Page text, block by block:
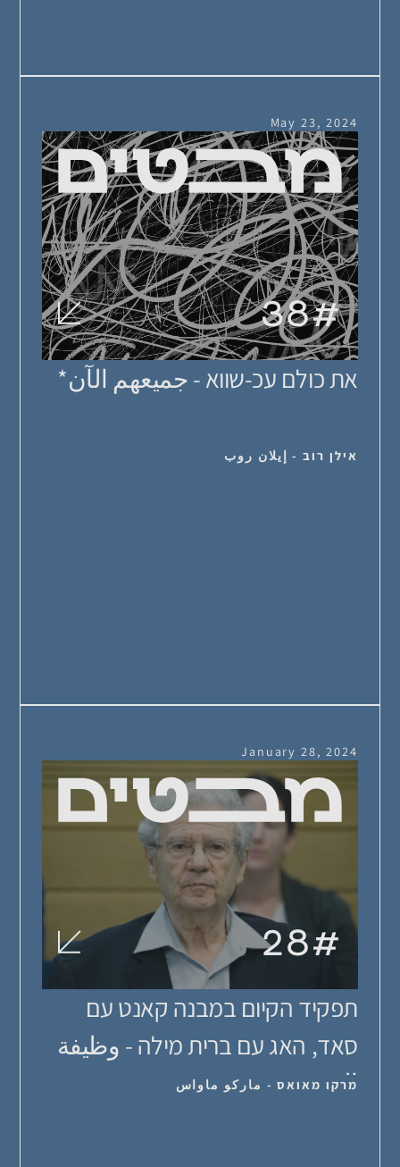
May 23, 2024
#
38
את כולם עכ-שווא - جميعهم الآن*
אילן רוב - إيلان روب
January 28, 2024
#
28
תפקיד הקיום במבנה קאנט עם
סאד, האג עם ברית מילה - وظيفة
الوج...
מרקו מאואס - ماركو ماواس